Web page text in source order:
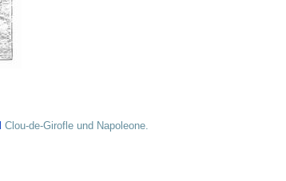
Clou-de-Girofle und Napoleone.